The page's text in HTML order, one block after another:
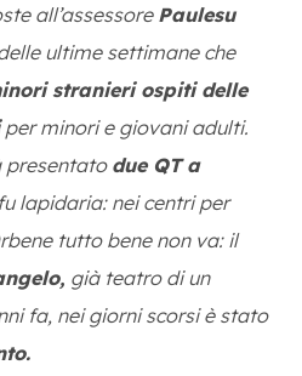
all’assessore Paulesu
ultime settimane che
stranieri ospiti delle
per minori e giovani adulti.
presentato due QT a
lapidaria: nei centri per
tutto bene non va: il
già teatro di un
fa, nei giorni scorsi è stato